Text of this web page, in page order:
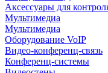
Аксессуары для
Мультимедиа
Мультимедиа
Оборудование VoIP
Видео-конференц-связь
Конференц-системы